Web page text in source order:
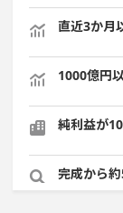
直近3か月
1000億円
純利益が
完成から